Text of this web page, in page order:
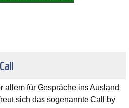
allem für Gespräche ins Ausland
sich das sogenannte Call by